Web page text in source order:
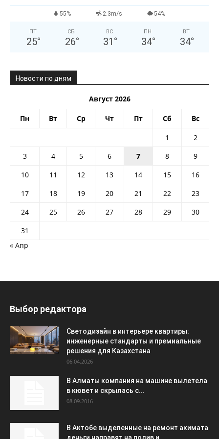
55% 2.3m/s 54%
ПТ
25°
СБ
26°
ВС
31 °
ПН
34°
ВТ
34°
Новости по дням
Август 2026
Пн Вт Ср Чт Пт Сб Вс
1
2
3
4 5 6 7 8
9
10
11 12 13 14 15
16
17
18 19 20 21 22
23
24
25 26 27 28 29
30
31
« Апр
Выбор редактора
Светодизайн в интерьере квартиры:
инженерные стандарты и премиальные
решения для Казахстана
06.04.2026
В Алматы компания на машине вылетела
в кювет и скрылась с...
08.09.2016
В Актобе выделенные на ремонт акимата